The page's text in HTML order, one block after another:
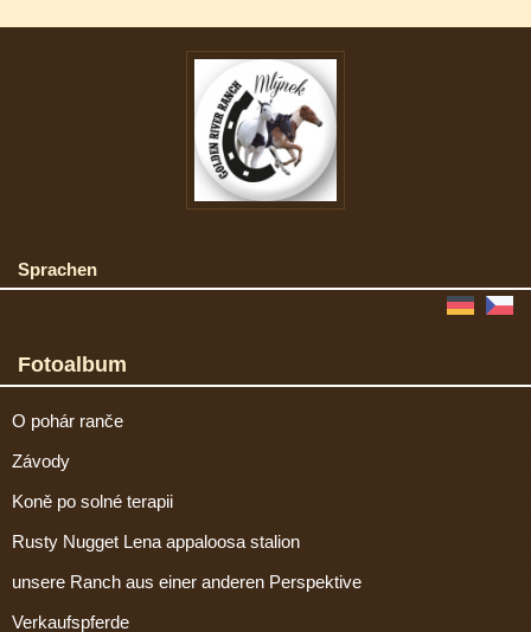
Sprachen
Fotoalbum
O pohár ranče
Závody
Koně po solné terapii
Rusty Nugget Lena appaloosa stalion
unsere Ranch aus einer anderen Perspektive
Verkaufspferde